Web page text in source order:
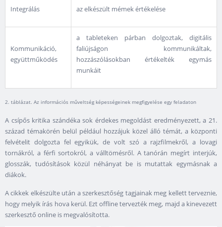
Integrálás az elkészült mémek értékelése
Kommunikáció,
együttműködés
a tableteken párban dolgoztak, digitális
faliújságon kommunikáltak,
hozzászólásokban értékelték egymás
munkáit
2. táblázat. Az információs műveltség képességeinek megfigyelése egy feladaton
A csípős kritika szándéka sok érdekes megoldást eredményezett, a 21.
század témakörén belül például hozzájuk közel álló témát, a központi
felvételit dolgozta fel egyikük, de volt szó a rajzfilmekről, a lovagi
tornákról, a férfi sortokról, a válltömésről. A tanórán megírt interjúk,
glosszák, tudósítások közül néhányat be is mutattak egymásnak a
diákok.
A cikkek elkészülte után a szerkesztőség tagjainak meg kellett terveznie,
hogy melyik írás hova kerül. Ezt offline tervezték meg, majd a kinevezett
szerkesztő online is megvalósította.